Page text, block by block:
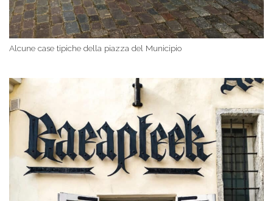
Alcune case tipiche della piazza del Municipio